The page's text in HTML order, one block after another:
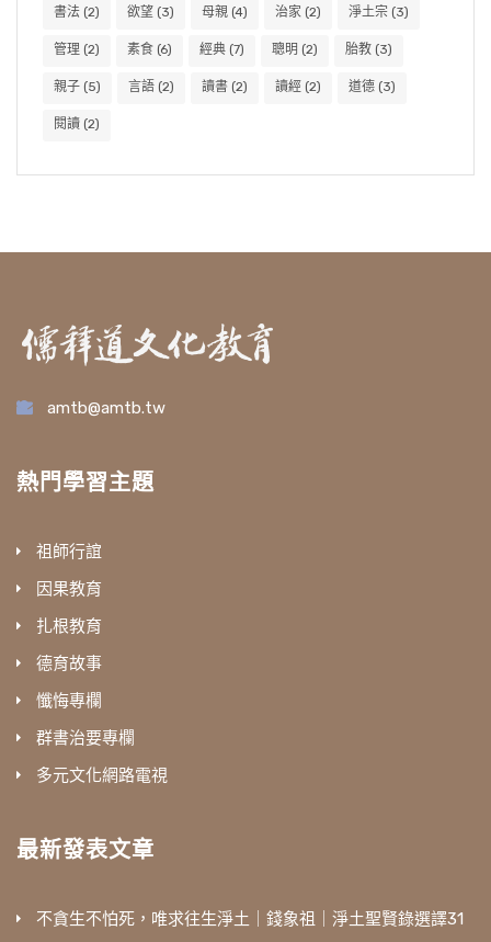
書法 (2) 欲望 (3) 母親 (4) 治家 (2) 淨土宗 (3)
管理 (2) 素食 (6) 經典 (7) 聰明 (2) 胎教 (3)
親子 (5) 言語 (2) 讀書 (2) 讀經 (2) 道德 (3)
閱讀 (2)
amtb@amtb.tw
熱門學習主題
祖師行誼
因果教育
扎根教育
德育故事
懺悔專欄
群書治要專欄
多元文化網路電視
最新發表文章
不貪生不怕死，唯求往生淨土｜錢象祖｜淨土聖賢錄選譯31